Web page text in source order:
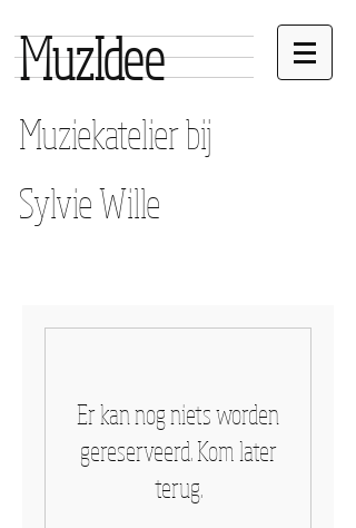
MuzIdee
Muziekatelier bij
Sylvie Wille
Er kan nog niets worden
gereserveerd. Kom later
terug.